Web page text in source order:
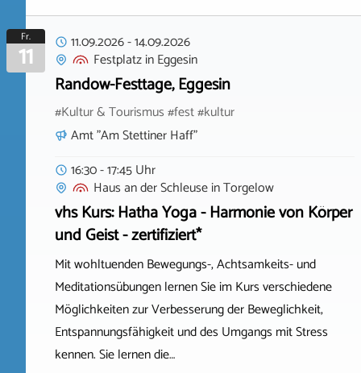
Fr.
11 11.09.2026-14.09.2026
FestplatzinEggesin
Randow-Festtage, Eggesin
#Kultur & Tourismus #fest #kultur
Amt "Am Stettiner Haff"
16:30 - 17:45 Uhr
Haus an der SchleuseinTorgelow
vhs Kurs: Hatha Yoga - Harmonie von Körper
und Geist - zertifiziert*
Mit wohltuenden Bewegungs-, Achtsamkeits- und
Meditationsübungen lernen Sie im Kurs verschiedene
Möglichkeiten zur Verbesserung der Beweglichkeit,
Entspannungsfähigkeit und des Umgangs mit Stress
kennen. Sie lernen die…